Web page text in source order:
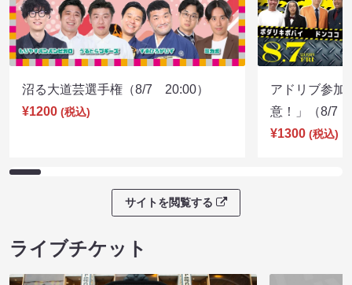
沼る大道芸選手権（8/7 20:00）
¥1200 (税込)
アドリブ参加
意！」（8/7
¥1300 (税込)
サイトを閲覧する
ライブチケット